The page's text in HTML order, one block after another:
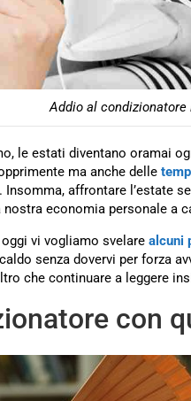
Addio al
le estati diventano oramai
ma anche delle
affrontare l’estate
economia personale a
vi vogliamo svelare alcuni
senza dovervi per forza
che continuare a leggere
con